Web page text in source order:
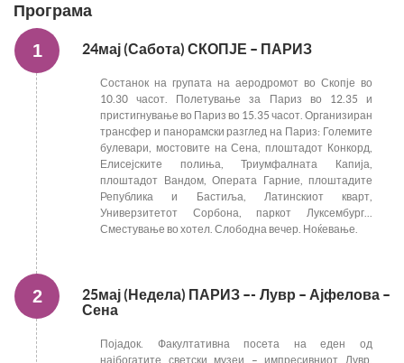
Програма
1 24мај (Сабота) СКОПЈЕ – ПАРИЗ
Состанок на групата на аеродромот во Скопје во
10.30 часот. Полетување за Париз во 12.35 и
пристигнување во Париз во 15.35 часот. Организиран
трансфер и панорамски разглед на Париз: Големите
булевари, мостовите на Сена, плоштадот Конкорд,
Елисејските полиња, Триумфалната Капија,
плоштадот Вандом, Операта Гарние, плоштадите
Република и Бастиља, Латинскиот кварт,
Универзитетот Сорбона, паркот Луксембург...
Сместување во хотел. Слободна вечер. Ноќевање.
2
25мај (Недела) ПАРИЗ –- Лувр – Ајфелова –
Сена
Појадок. Факултативна посета на еден од
најбогатите светски музеи – импресивниот Лувр,